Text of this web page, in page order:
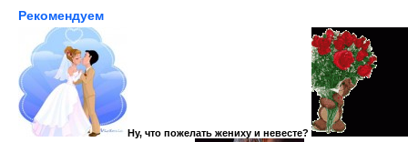
Рекомендуем
Ну, что пожелать жениху и невесте?